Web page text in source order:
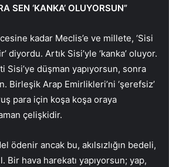
SEN ‘KANKA’ OLUYORSUN”
kadar Meclis’e ve millete, ‘Sisi
diyordu. Artık Sisi’yle ‘kanka’ oluyor.
Sisi’ye düşman yapıyorsun, sonra
Birleşik Arap Emirlikleri’ni ‘şerefsiz’
para için koşa koşa oraya
çelişkidir.
ödenir ancak bu, akılsızlığın bedeli,
hava harekatı yapıyorsun; yap,